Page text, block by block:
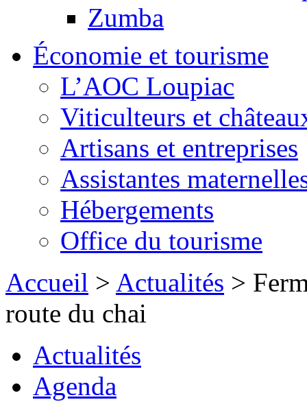
Zumba
Économie et tourisme
L’AOC Loupiac
Viticulteurs et
Artisans et entreprises
Assistantes
Hébergements
Office du tourisme
Accueil > Actualités >
route du chai
Actualités
Agenda